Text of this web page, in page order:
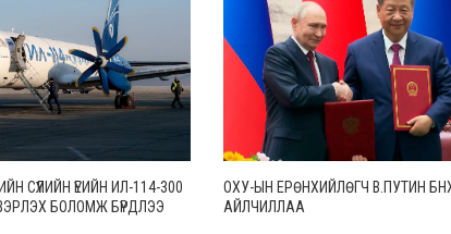
СҮҮЛИЙН ҮЕИЙН ИЛ-114-300
БОЛОМЖ БҮРДЛЭЭ
ОХУ-ЫН ЕРӨНХИЙЛӨГЧ В.ПУТИН
АЙЛЧИЛЛАА